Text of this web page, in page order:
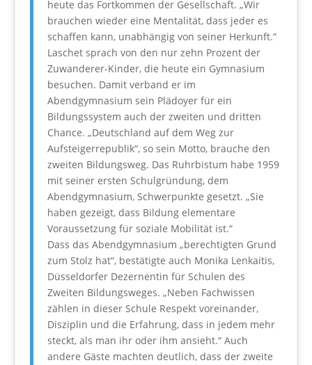
heute das Fortkommen der Gesellschaft. „Wir
brauchen wieder eine Mentalität, dass jeder es
schaffen kann, unabhängig von seiner Herkunft.“
Laschet sprach von den nur zehn Prozent der
Zuwanderer-Kinder, die heute ein Gymnasium
besuchen. Damit verband er im
Abendgymnasium sein Plädoyer für ein
Bildungssystem auch der zweiten und dritten
Chance. „Deutschland auf dem Weg zur
Aufsteigerrepublik“, so sein Motto, brauche den
zweiten Bildungsweg. Das Ruhrbistum habe 1959
mit seiner ersten Schulgründung, dem
Abendgymnasium, Schwerpunkte gesetzt. „Sie
haben gezeigt, dass Bildung elementare
Voraussetzung für soziale Mobilität ist.“
Dass das Abendgymnasium „berechtigten Grund
zum Stolz hat“, bestätigte auch Monika Lenkaitis,
Düsseldorfer Dezernentin für Schulen des
Zweiten Bildungsweges. „Neben Fachwissen
zählen in dieser Schule Respekt voreinander,
Disziplin und die Erfahrung, dass in jedem mehr
steckt, als man ihr oder ihm ansieht.“ Auch
andere Gäste machten deutlich, dass der zweite